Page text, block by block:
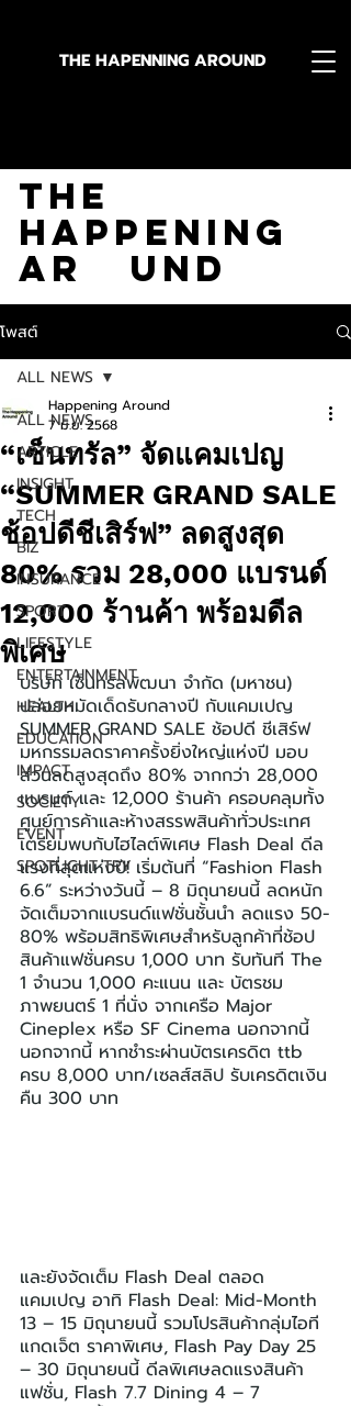
THE HAPENNING AROUND
The
Happening
Ar und
โพสต์
ALL NEWS
ARTICLE
INSIGHT
TECH
BIZ
INSURANCE
SPORT
LIFESTYLE
ENTERTAINMENT
HEALTH
EDUCATION
IMPACT
SOCIETY
EVENT
SPOTLIGHT TRY
ALL NEWS
“เซ็นทรัล” จัดแคมเปญ
“SUMMER GRAND SALE
ช้อปดีชีเสิร์ฟ” ลดสูงสุด
80% รวม 28,000 แบรนด์
12,000 ร้านค้า พร้อมดีล
พิเศษ
Happening Around
7 มิ.ย. 2568
บริษัท เซ็นทรัลพัฒนา จำกัด (มหาชน)
ปล่อยหมัดเด็ดรับกลางปี กับแคมเปญ
SUMMER GRAND SALE ช้อปดี ชีเสิร์ฟ
มหกรรมลดราคาครั้งยิ่งใหญ่แห่งปี มอบ
ส่วนลดสูงสุดถึง 80% จากกว่า 28,000
แบรนด์ และ 12,000 ร้านค้า ครอบคลุมทั้ง
ศูนย์การค้าและห้างสรรพสินค้าทั่วประเทศ
เตรียมพบกับไฮไลต์พิเศษ Flash Deal ดีล
แรงที่สุดแห่งปี! เริ่มต้นที่ “Fashion Flash
6.6” ระหว่างวันนี้ – 8 มิถุนายนนี้ ลดหนัก
จัดเต็มจากแบรนด์แฟชั่นชั้นนำ ลดแรง 50-
80% พร้อมสิทธิพิเศษสำหรับลูกค้าที่ช้อป
สินค้าแฟชั่นครบ 1,000 บาท รับทันที The
1 จำนวน 1,000 คะแนน และ บัตรชม
ภาพยนตร์ 1 ที่นั่ง จากเครือ Major
Cineplex หรือ SF Cinema นอกจากนี้
นอกจากนี้ หากชำระผ่านบัตรเครดิต ttb
ครบ 8,000 บาท/เซลส์สลิป รับเครดิตเงิน
คืน 300 บาท
และยังจัดเต็ม Flash Deal ตลอด
แคมเปญ อาทิ Flash Deal: Mid-Month
13 – 15 มิถุนายนนี้ รวมโปรสินค้ากลุ่มไอที
แกดเจ็ต ราคาพิเศษ, Flash Pay Day 25
– 30 มิถุนายนนี้ ดีลพิเศษลดแรงสินค้า
แฟชั่น, Flash 7.7 Dining 4 – 7